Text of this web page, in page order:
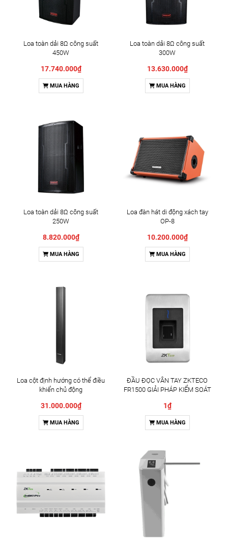
Loa toàn dải 8Ω công suất
450W
17.740.000₫
MUA HÀNG
Loa toàn dải 8Ω công suất
300W
13.630.000₫
MUA HÀNG
Loa toàn dải 8Ω công suất
250W
8.820.000₫
MUA HÀNG
Loa đàn hát di động xách tay
OP-8
10.200.000₫
MUA HÀNG
Loa cột định hướng có thể điều
khiển chủ động
31.000.000₫
MUA HÀNG
ĐẦU ĐỌC VÂN TAY ZKTECO
FR1500 GIẢI PHÁP KIỂM SOÁT
1₫
MUA HÀNG